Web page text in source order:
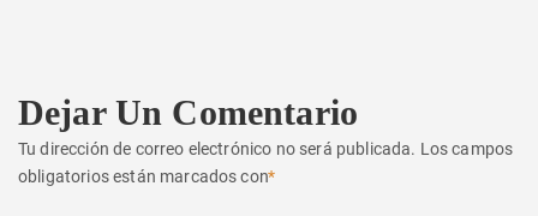
Dejar Un Comentario
Tu dirección de correo electrónico no será publicada. Los campos
obligatorios están marcados con*